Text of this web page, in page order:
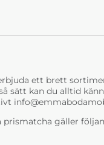
ett brett
sätt kan du alltid
prismatcha gäller